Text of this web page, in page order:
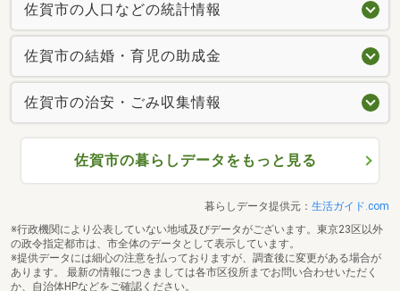
佐賀市の人口などの統計情報
佐賀市の結婚・育児の助成金
佐賀市の治安・ごみ収集情報
佐賀市の暮らしデータをもっと見る
暮らしデータ提供元： 生活ガイド.com
※行政機関により公表していない地域及びデータがございます。東京23区以外
の政令指定都市は、市全体のデータとして表示しています。
※提供データには細心の注意を払っておりますが、調査後に変更がある場合が
あります。 最新の情報につきましては各市区役所までお問い合わせいただく
か、自治体HPなどをご確認ください。